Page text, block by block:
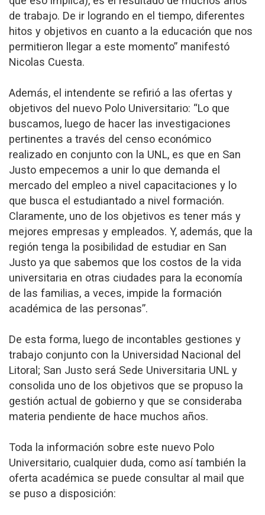
de trabajo. De ir logrando en el tiempo, diferentes
hitos y objetivos en cuanto a la educación que nos
permitieron llegar a este momento” manifestó
Nicolas Cuesta.
Además, el intendente se refirió a las ofertas y
objetivos del nuevo Polo Universitario: “Lo que
buscamos, luego de hacer las investigaciones
pertinentes a través del censo económico
realizado en conjunto con la UNL, es que en San
Justo empecemos a unir lo que demanda el
mercado del empleo a nivel capacitaciones y lo
que busca el estudiantado a nivel formación.
Claramente, uno de los objetivos es tener más y
mejores empresas y empleados. Y, además, que la
región tenga la posibilidad de estudiar en San
Justo ya que sabemos que los costos de la vida
universitaria en otras ciudades para la economía
de las familias, a veces, impide la formación
académica de las personas”.
De esta forma, luego de incontables gestiones y
trabajo conjunto con la Universidad Nacional del
Litoral; San Justo será Sede Universitaria UNL y
consolida uno de los objetivos que se propuso la
gestión actual de gobierno y que se consideraba
materia pendiente de hace muchos años.
Toda la información sobre este nuevo Polo
Universitario, cualquier duda, como así también la
oferta académica se puede consultar al mail que
se puso a disposición: